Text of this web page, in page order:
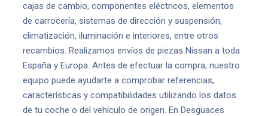
cajas de cambio, componentes eléctricos, elementos
de carrocería, sistemas de dirección y suspensión,
climatización, iluminación e interiores, entre otros
recambios. Realizamos envíos de piezas Nissan a toda
España y Europa. Antes de efectuar la compra, nuestro
equipo puede ayudarte a comprobar referencias,
características y compatibilidades utilizando los datos
de tu coche o del vehículo de origen. En Desguaces